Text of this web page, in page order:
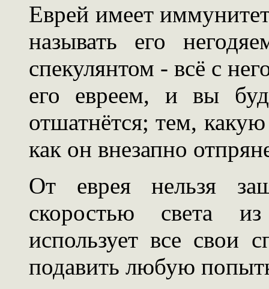
Еврей имеет
называть его
спекулянтом - всё с
его евреем, и вы
отшатнётся; тем,
как он внезапно
От еврея нельзя
скоростью света
использует все свои
подавить любую